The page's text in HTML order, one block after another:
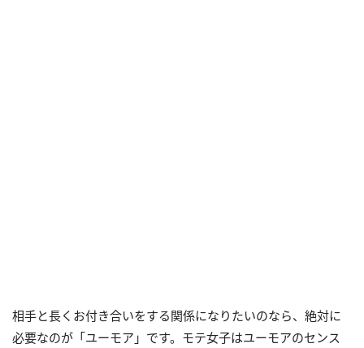
相手と長くお付き合いをする関係になりたいのなら、絶対に
必要なのが「ユーモア」です。モテ女子はユーモアのセンス